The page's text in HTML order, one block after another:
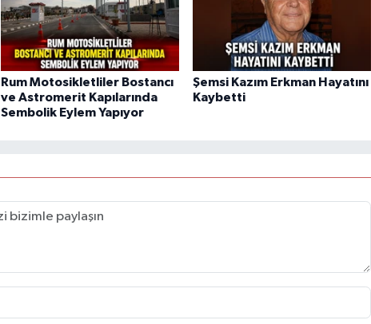
Rum Motosikletliler Bostancı
ve Astromerit Kapılarında
Sembolik Eylem Yapıyor
Şemsi Kazım Erkman Hayatını
Kaybetti